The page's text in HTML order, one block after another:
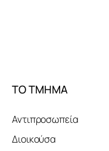
ΤΟ ΤΜΗΜΑ
Αντιπροσωπεία
Διοικούσα